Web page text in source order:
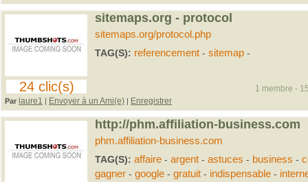
24 clic(s)
sitemaps.org - protocol
sitemaps.org/protocol.php
TAG(S): referencement- sitemap-
Par laure1 | Envoyer à un Ami(e) | Enregistrer
1 membre -
http://phm.affiliation-business.com
phm.affiliation-business.com
TAG(S): affaire- argent- astuces - business -
gagner- google- gratuit- indispensable-